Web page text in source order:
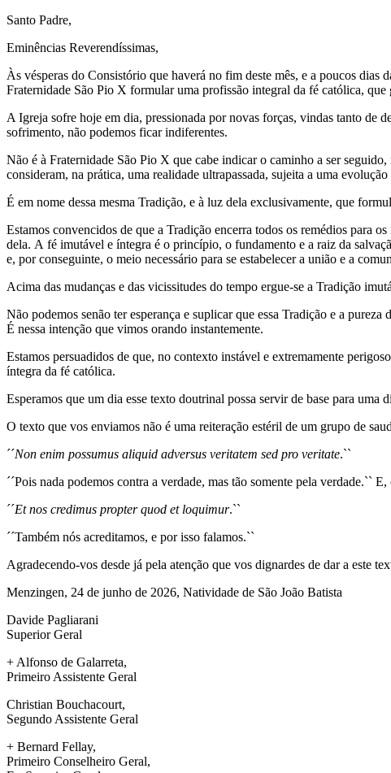
Santo Padre,
Eminências Reverendíssimas,
Às vésperas do Consistório que haverá no fim deste mês, e a poucos dias
Fraternidade São Pio X formular uma profissão integral da fé católica, que
A Igreja sofre hoje em dia, pressionada por novas forças, vindas tanto de
sofrimento, não podemos ficar indiferentes.
Não é à Fraternidade São Pio X que cabe indicar o caminho a ser
consideram, na prática, uma realidade ultrapassada, sujeita a uma evolução
É em nome dessa mesma Tradição, e à luz dela exclusivamente, que
Estamos convencidos de que a Tradição encerra todos os remédios para
dela. A fé imutável e íntegra é o princípio, o fundamento e a raiz da
e, por conseguinte, o meio necessário para se estabelecer a união e a
Acima das mudanças e das vicissitudes do tempo ergue-se a Tradição
Não podemos senão ter esperança e suplicar que essa Tradição e a
É nessa intenção que vimos orando instantemente.
Estamos persuadidos de que, no contexto instável e extremamente
íntegra da fé católica.
Esperamos que um dia esse texto doutrinal possa servir de base para
O texto que vos enviamos não é uma reiteração estéril de um grupo de
´´Non enim possumus aliquid adversus veritatem sed pro veritate.``
´´Pois nada podemos contra a verdade, mas tão somente pela verdade.``
´´Et nos credimus propter quod et loquimur.``
´´Também nós acreditamos, e por isso falamos.``
Agradecendo-vos desde já pela atenção que vos dignardes de dar a este
Menzingen, 24 de junho de 2026, Natividade de São João Batista
Davide Pagliarani
Superior Geral
+ Alfonso de Galarreta,
Primeiro Assistente Geral
Christian Bouchacourt,
Segundo Assistente Geral
+ Bernard Fellay,
Primeiro Conselheiro Geral,